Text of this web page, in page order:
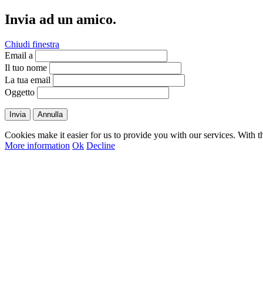
Invia ad un amico.
Chiudi finestra
Email a
Il tuo nome
La tua email
Oggetto
Invia Annulla
Cookies make it easier for us to provide you with our services. With
More information Ok Decline